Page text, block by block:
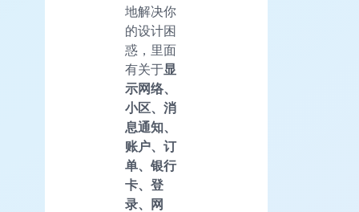
地解决你
的设计困
惑，里面
有关于显
示网络、
小区、消
息通知、
账户、订
单、银行
卡、登
录、网